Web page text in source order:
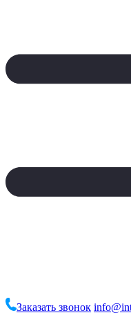
Заказать звонок